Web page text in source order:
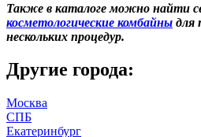
Также в каталоге можно найти
косметологические комбайны для
нескольких процедур.
Другие города:
Москва
СПБ
Екатеринбург